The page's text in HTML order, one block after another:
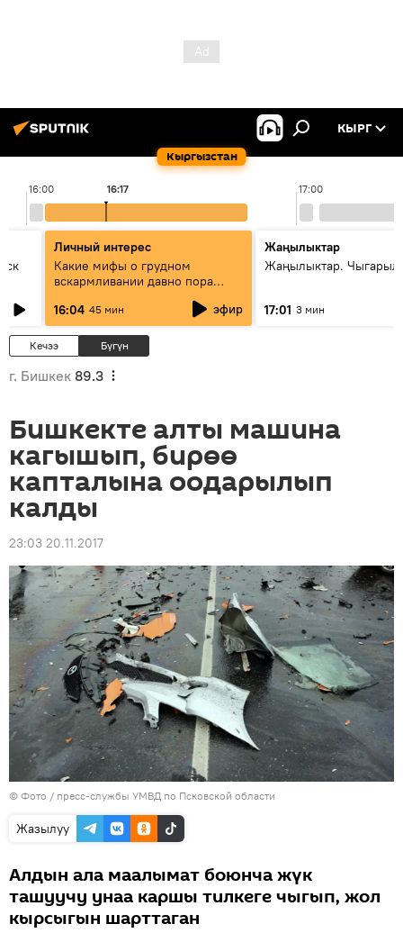
Кыргызстан
КЫРГ
16:00 17:00
16:17
Личный интерес
Какие мифы о грудном
вскармливании давно пора
оставить в прошлом - совета
врача
16:04 45 мин эфир
Жаңылыктар
Жаңылыктар.
17:01 3 мин
Кечээ Бүгүн
г. Бишкек 89.3
Бишкекте алты машина
кагышып, бирөө
капталына оодарылып
калды
23:03 20.11.2017
© Фото / пресс-службы УМВД по Псковской области
Жазылуу
Алдын ала маалымат боюнча жүк
ташуучу унаа каршы тилкеге чыгып, жол
кырсыгын шарттаган